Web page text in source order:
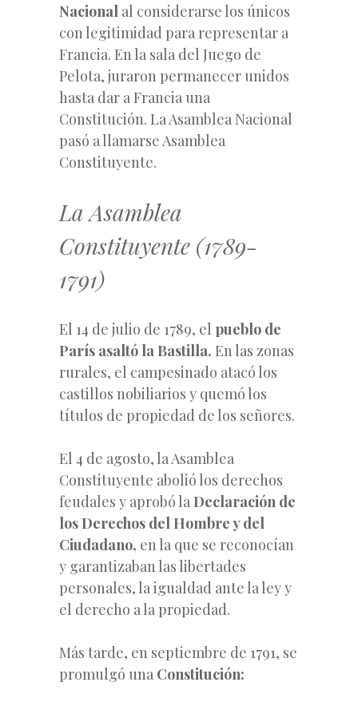
Nacional al considerarse los únicos
con legitimidad para representar a
Francia. En la sala del Juego de
Pelota, juraron permanecer unidos
hasta dar a Francia una
Constitución. La Asamblea Nacional
pasó a llamarse Asamblea
Constituyente.
La Asamblea
Constituyente (1789-
1791)
El 14 de julio de 1789, el pueblo de
París asaltó la Bastilla. En las zonas
rurales, el campesinado atacó los
castillos nobiliarios y quemó los
títulos de propiedad de los señores.
El 4 de agosto, la Asamblea
Constituyente abolió los derechos
feudales y aprobó la Declaración de
los Derechos del Hombre y del
Ciudadano, en la que se reconocían
y garantizaban las libertades
personales, la igualdad ante la ley y
el derecho a la propiedad.
Más tarde, en septiembre de 1791, se
promulgó una Constitución: